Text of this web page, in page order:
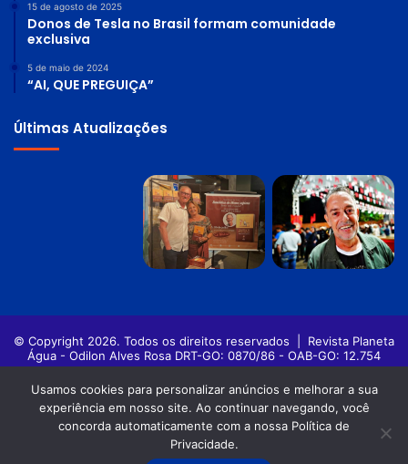
15 de agosto de 2025
Donos de Tesla no Brasil formam comunidade
exclusiva
5 de maio de 2024
“AI, QUE PREGUIÇA”
Últimas Atualizações
© Copyright 2026. Todos os direitos reservados | Revista Planeta
Água - Odilon Alves Rosa DRT-GO: 0870/86 - OAB-GO: 12.754
Facebook
TwitterPinterestYouTubeInstagram
Usamos cookies para personalizar anúncios e melhorar a sua
experiência em nosso site. Ao continuar navegando, você
concorda automaticamente com a nossa Política de
Privacidade.